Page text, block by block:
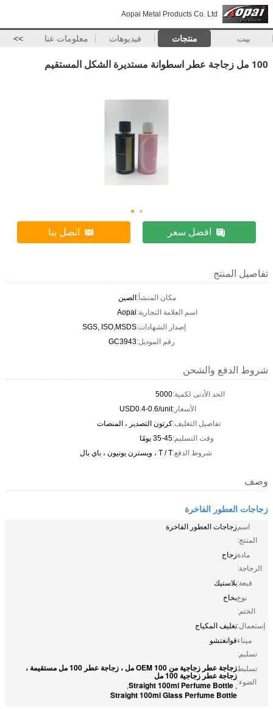
Aopai Metal Products Co. Ltd
بيت منتجات فيديوهات معلومات عنا >>
100 مل زجاجة عطر اسطوانة مستديرة الشكل المستقيم
افضل سعر اتصل بنا
تفاصيل المنتج
مكان المنشأ:الصين
اسم العلامة التجارية:Aopai
إصدار الشهادات:SGS, ISO,MSDS
رقم الموديل:GC3943
شروط الدفع والشحن
الحد الأدنى لكمية:5000
الأسعار:USD0.4-0.6/unit
تفاصيل التغليف:كرتون التصدير ، المنصات
وقت التسليم:35-45 يومًا
شروط الدفع:T / T ، ويسترن يونيون ، باي بال
وصف
زجاجات العطور الفاخرة
اسم
المنتج:
زجاجات العطور الفاخرة
مادة
الزجاجة:
زجاج
قبعة:بلاستيك
نوع
الختم:
بخاخ
إستعمال:تغليف المكياج
ميناء
تسليم:
قوانغتشو
تسليط
الضوء:
زجاجة عطر زجاجية من OEM 100 مل ، زجاجة عطر 100 مل مستقيمة ،
زجاجة عطر زجاجية 100 مل
,
Straight 100ml Perfume Bottle
,
Straight 100ml Glass Perfume Bottle